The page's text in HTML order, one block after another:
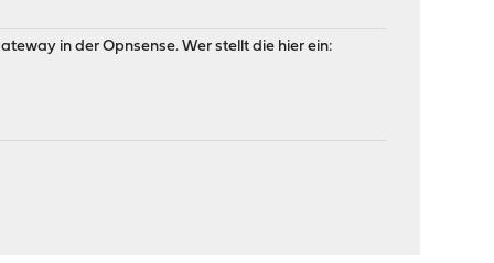
in der Opnsense. Wer stellt die hier ein: